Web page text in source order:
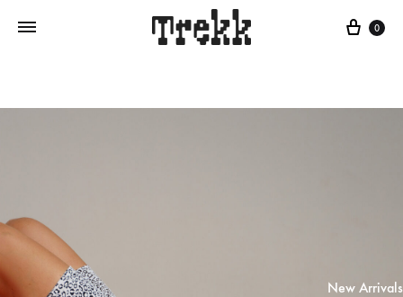
0
New Arrivals